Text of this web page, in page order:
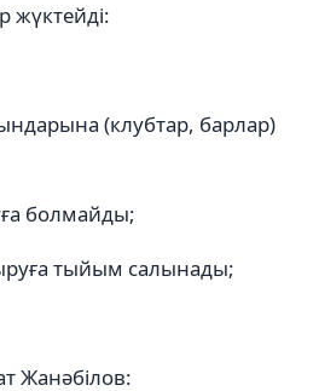
жүктейді:
(клубтар, барлар)
болмайды;
тыйым салынады;
Жанәбілов: